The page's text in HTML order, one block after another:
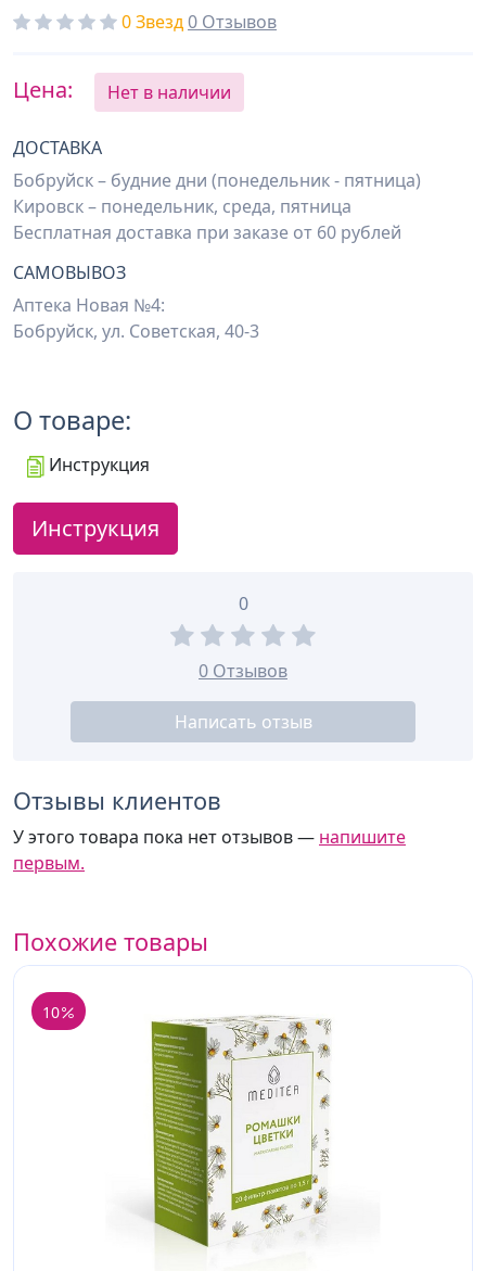
0 Звезд0 Отзывов
Цена: Нет в наличии
ДОСТАВКА
Бобруйск – будние дни (понедельник - пятница)
Кировск – понедельник, среда, пятница
Бесплатная доставка при заказе от 60 рублей
САМОВЫВОЗ
Аптека Новая №4:
Бобруйск, ул. Советская, 40-3
О товаре:
Инструкция
Инструкция
0
0 Отзывов
Написать отзыв
Отзывы клиентов
У этого товара пока нет отзывов — напишите
первым.
Похожие товары
10